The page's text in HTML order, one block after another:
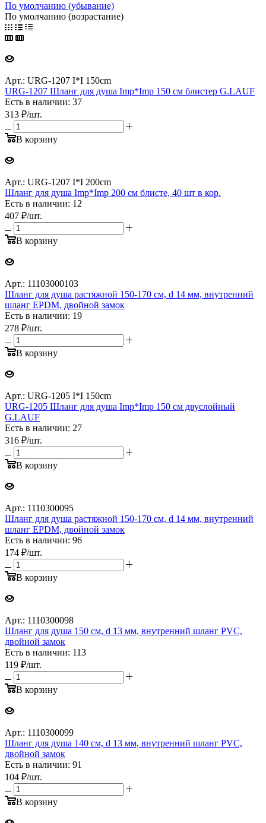
По умолчанию (убывание)
По умолчанию (возрастание)
Арт.: URG-1207 I*I 150cm
URG-1207 Шланг для душа Imp*Imp 150 см блистер G.LAUF
Есть в наличии: 37
313 ₽/шт.
В корзину
Арт.: URG-1207 I*I 200cm
Шланг для душа Imp*Imp 200 см блисте, 40 шт в кор.
Есть в наличии: 12
407 ₽/шт.
В корзину
Арт.: 11103000103
Шланг для душа растяжной 150-170 см, d 14 мм, внутренний
шланг EPDM, двойной замок
Есть в наличии: 19
278 ₽/шт.
В корзину
Арт.: URG-1205 I*I 150cm
URG-1205 Шланг для душа Imp*Imp 150 см двуслойный
G.LAUF
Есть в наличии: 27
316 ₽/шт.
В корзину
Арт.: 1110300095
Шланг для душа растяжной 150-170 см, d 14 мм, внутренний
шланг EPDM, двойной замок
Есть в наличии: 96
174 ₽/шт.
В корзину
Арт.: 1110300098
Шланг для душа 150 см, d 13 мм, внутренний шланг PVC,
двойной замок
Есть в наличии: 113
119 ₽/шт.
В корзину
Арт.: 1110300099
Шланг для душа 140 см, d 13 мм, внутренний шланг PVC,
двойной замок
Есть в наличии: 91
104 ₽/шт.
В корзину